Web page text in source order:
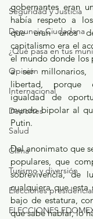
Seguridad y Justicia
Denuncia Ciudadana
¿Qué pasa en tus
Opinión
Internacional
Deportes
Salud
Clima
Turismo y diversión
Elecciones
ELECCIONES
gobernantes eran
había respeto a los
que eran unos
capitalismo era el
el mundo donde los
a ser millonarios,
libertad, porque
igualdad de
mundo bipolar al
Putin.
Del anonimato que
populares, que
sobrevivencia, de
cualquiera que esta
bajo de estatura,
que sabe hablar, lo